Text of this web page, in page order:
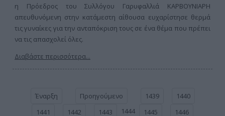
η Πρόεδρος του Συλλόγου Γαρυφαλλιά ΚΑΡΒΟΥΝΙΑΡΗ
απευθυνόμενη στην κατάμεστη αίθουσα ευχαρίστησε θερμά
τις γυναίκες για την ανταπόκριση τους σε ένα θέμα που πρέπει
να τις απασχολεί όλες.
Διαβάστε περισσότερα...
Έναρξη Προηγούμενο 1439
1440
1441
1442 1443 1444 1445
1446